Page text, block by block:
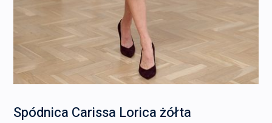
Spódnica Carissa Lorica żółta